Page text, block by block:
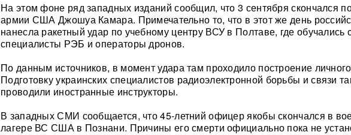
На этом фоне ряд западных изданий сообщил, что 3 сентября скончался
армии США Джошуа Камара. Примечательно то, что в этот же день
нанесла ракетный удар по учебному центру ВСУ в Полтаве, где обучались
специалисты РЭБ и операторы дронов.
По данным источников, в момент удара там проходило построение
Подготовку украинских специалистов радиоэлектронной борьбы и связи
проводили иностранные инструкторы.
В западных СМИ сообщается, что 45-летний офицер якобы скончался в
лагере ВС США в Познани. Причины его смерти официально пока не